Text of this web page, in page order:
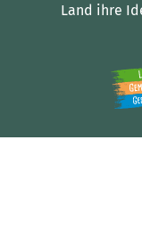
Land ihre